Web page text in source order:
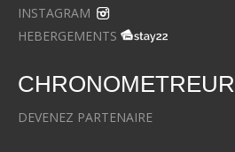
INSTAGRAM
HEBERGEMENTS
DEVENEZ PARTENAIRE